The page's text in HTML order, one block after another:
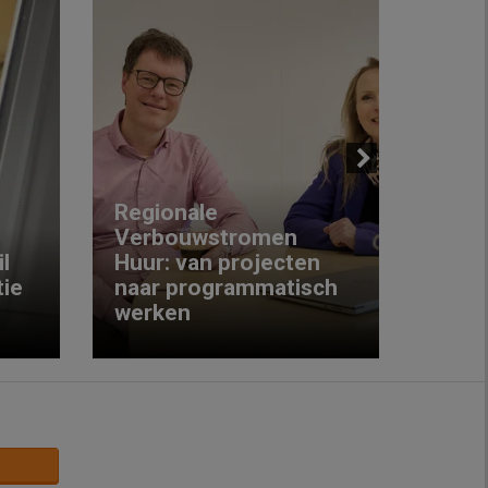
Regionale
Verbouwstromen
Huur: van projecten
naar programmatisch
werken
Next